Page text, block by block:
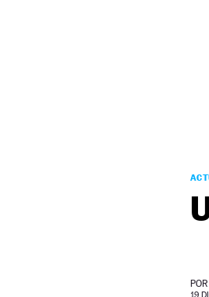
POR